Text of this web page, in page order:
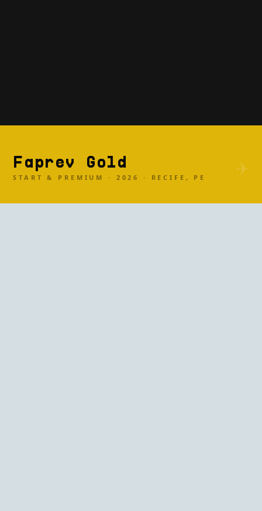
Faprev Gold
START & PREMIUM · 2026 · RECIFE, PE ✈